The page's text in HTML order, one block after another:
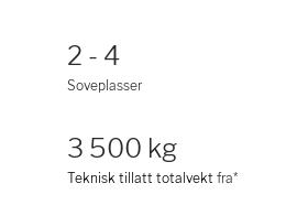
2 - 4
Soveplasser
3 500 kg
Teknisk tillatt totalvekt fra*